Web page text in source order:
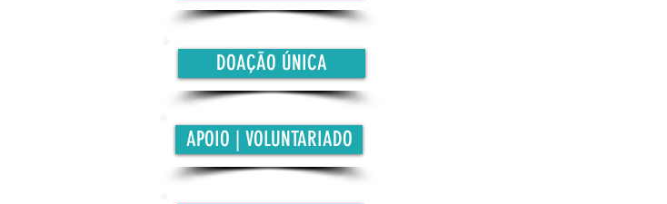
DOAÇÃO ÚNICA
APOIO | VOLUNTARIADO